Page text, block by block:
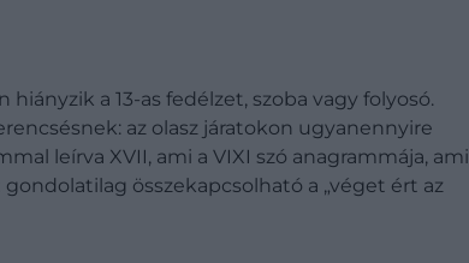
a 13-as fedélzet, szoba vagy folyosó.
az olasz járatokon ugyanennyire
leírva XVII, ami a VIXI szó anagrammája, ami
összekapcsolható a „véget ért az